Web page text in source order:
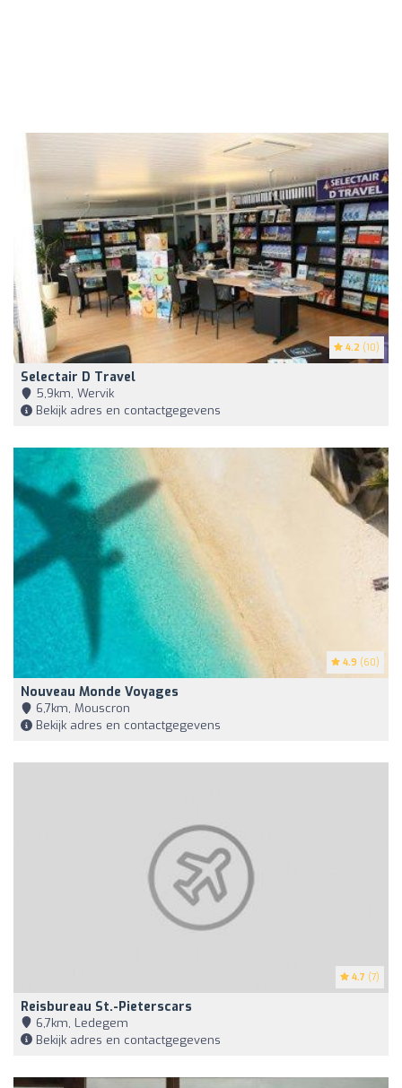
4.2 (10)
Selectair D Travel
5,9km, Wervik
Bekijk adres en contactgegevens
4.9 (60)
Nouveau Monde Voyages
6,7km, Mouscron
Bekijk adres en contactgegevens
4.7 (7)
Reisbureau St.-Pieterscars
6,7km, Ledegem
Bekijk adres en contactgegevens